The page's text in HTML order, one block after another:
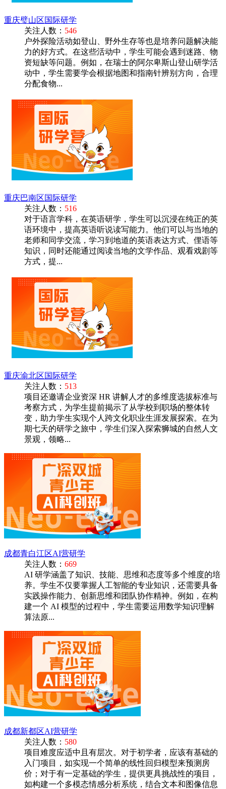
重庆璧山区国际研学
关注人数： 546
户外探险活动如登山、野外生存等也是培养问题解决能
力的好方式。在这些活动中，学生可能会遇到迷路、物
资短缺等问题。例如，在瑞士的阿尔卑斯山登山研学活
动中，学生需要学会根据地图和指南针辨别方向，合理
分配食物...
重庆巴南区国际研学
关注人数： 516
对于语言学科，在英语研学，学生可以沉浸在纯正的英
语环境中，提高英语听说读写能力。他们可以与当地的
老师和同学交流，学习到地道的英语表达方式、俚语等
知识，同时还能通过阅读当地的文学作品、观看戏剧等
方式，提...
重庆渝北区国际研学
关注人数： 513
项目还邀请企业资深 HR 讲解人才的多维度选拔标准与
考察方式，为学生提前揭示了从学校到职场的整体转
变，助力学生实现个人跨文化职业生涯发展探索。在为
期七天的研学之旅中，学生们深入探索狮城的自然人文
景观，领略...
成都青白江区AI营研学
关注人数： 669
AI 研学涵盖了知识、技能、思维和态度等多个维度的培
养。学生不仅要掌握人工智能的专业知识，还需要具备
实践操作能力、创新思维和团队协作精神。例如，在构
建一个 AI 模型的过程中，学生需要运用数学知识理解
算法原...
成都新都区AI营研学
关注人数： 580
项目难度应适中且有层次。对于初学者，应该有基础的
入门项目，如实现一个简单的线性回归模型来预测房
价；对于有一定基础的学生，提供更具挑战性的项目，
如构建一个多模态情感分析系统，结合文本和图像信息